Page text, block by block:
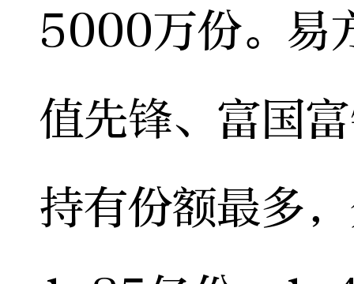
5000万份。易
值先锋、富国
持有份额最多